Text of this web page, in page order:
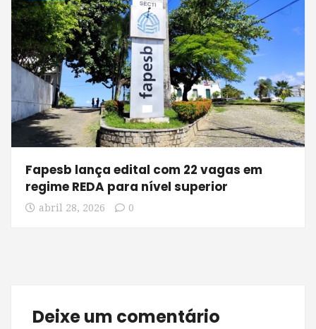
Fapesb lança edital com 22 vagas em
regime REDA para nível superior
abril 28, 2026 0
Deixe um comentário